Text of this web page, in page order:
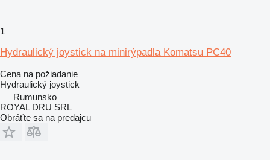
1
Hydraulický joystick na minirýpadla Komatsu PC40
Cena na požiadanie
Hydraulický joystick
Rumunsko
ROYAL DRU SRL
Obráťte sa na predajcu